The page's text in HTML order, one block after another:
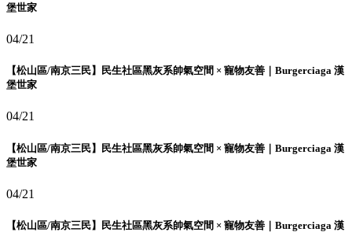
堡世家
04/21
【松山區/南京三民】民生社區黑灰系帥氣空間 × 寵物友善｜Burgerciaga 漢
堡世家
04/21
【松山區/南京三民】民生社區黑灰系帥氣空間 × 寵物友善｜Burgerciaga 漢
堡世家
04/21
【松山區/南京三民】民生社區黑灰系帥氣空間 × 寵物友善｜Burgerciaga 漢